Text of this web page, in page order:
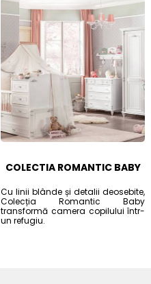
COLECTIA ROMANTIC BABY
Cu linii blânde și detalii deosebite,
Colecția Romantic Baby
transformă camera copilului într-
un refugiu.